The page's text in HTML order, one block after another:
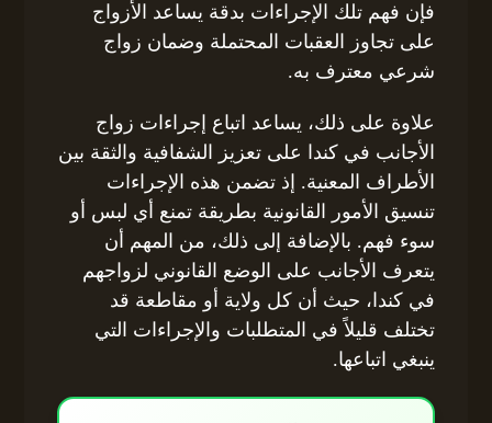
فإن فهم تلك الإجراءات بدقة يساعد الأزواج
على تجاوز العقبات المحتملة وضمان زواج
شرعي معترف به.
علاوة على ذلك، يساعد اتباع إجراءات زواج
الأجانب في كندا على تعزيز الشفافية والثقة بين
الأطراف المعنية. إذ تضمن هذه الإجراءات
تنسيق الأمور القانونية بطريقة تمنع أي لبس أو
سوء فهم. بالإضافة إلى ذلك، من المهم أن
يتعرف الأجانب على الوضع القانوني لزواجهم
في كندا، حيث أن كل ولاية أو مقاطعة قد
تختلف قليلاً في المتطلبات والإجراءات التي
ينبغي اتباعها.